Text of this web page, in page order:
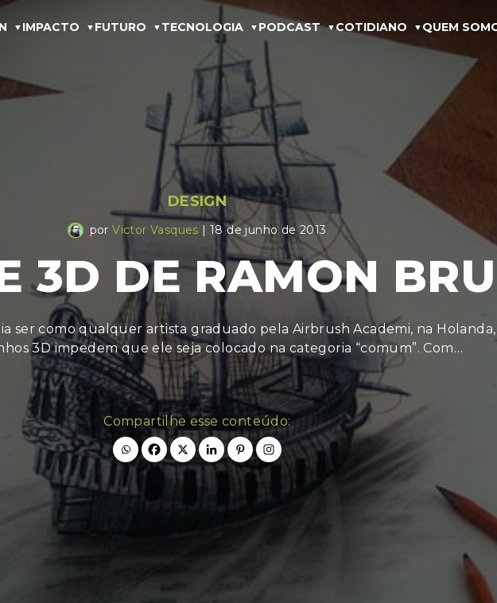
IMPACTO FUTURO TECNOLOGIA PODCAST COTIDIANO QUEM
DESIGN
porVictor Vasques | 18 de junho de 2013
3D DE RAMON
ser como qualquer artista graduado pela Airbrush Academi, na Holanda,
3D impedem que ele seja colocado na categoria “comum”. Com…
Compartilhe esse conteúdo: